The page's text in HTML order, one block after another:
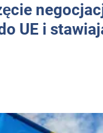
UE i